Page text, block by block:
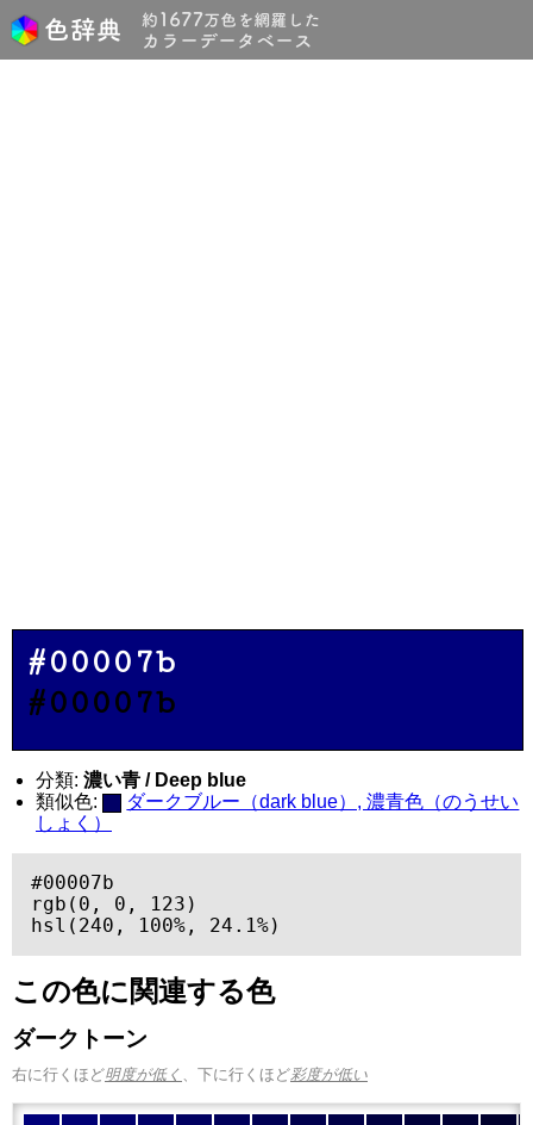
#00007b
#00007b
分類: 濃い青 / Deep blue
類似色:
ダークブルー（dark blue）, 濃青色（のうせい
しょく）
#00007b
rgb(0, 0, 123)
hsl(240, 100%, 24.1%)
この色に関連する色
ダークトーン
右に行くほど明度が低く 、下に行くほど彩度が低い